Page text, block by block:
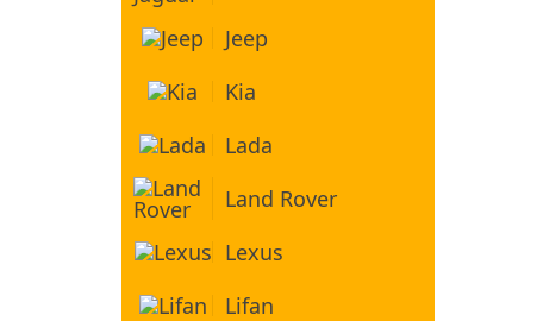
Jeep
Kia
Lada
Land Rover
Lexus
Lifan